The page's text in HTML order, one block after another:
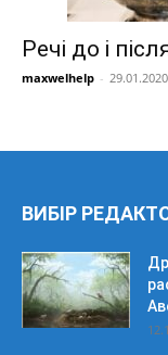
Речі до і
maxwelhelp - 29.01.2020
ВИБІР